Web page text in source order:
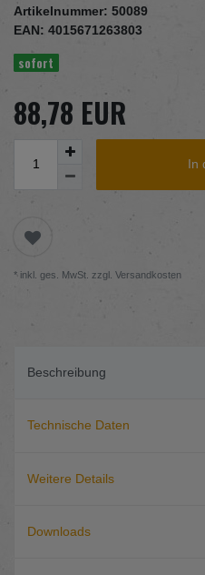
Artikelnummer: 50089
EAN: 4015671263803
sofort
88,78 EUR
In
* inkl. ges. MwSt. zzgl. Versandkosten
Beschreibung
Technische Daten
Weitere Details
Downloads